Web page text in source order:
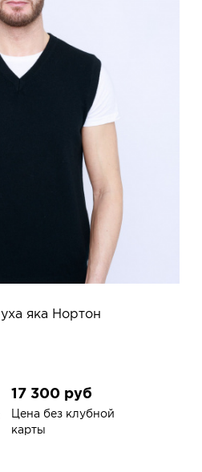
яка Нортон
17 300 руб
Цена без клубной
карты